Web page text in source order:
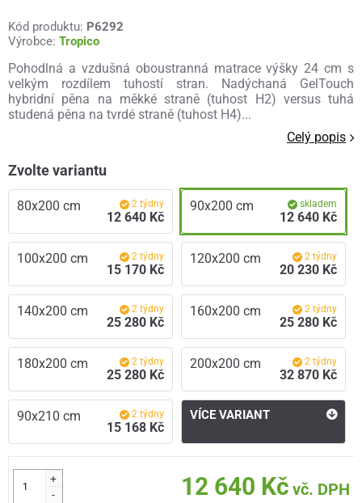
Kód produktu: P6292
Výrobce: Tropico
Pohodlná a vzdušná oboustranná matrace výšky 24 cm s
velkým rozdílem tuhostí stran. Nadýchaná GelTouch
hybridní pěna na měkké straně (tuhost H2) versus tuhá
studená pěna na tvrdé straně (tuhost H4)...
Celý popis
Zvolte variantu
80x200 cm 2 týdny
12 640 Kč
90x200 cm skladem
12 640 Kč
100x200 cm 2 týdny
15 170 Kč
120x200 cm 2 týdny
20 230 Kč
140x200 cm 2 týdny
25 280 Kč
160x200 cm 2 týdny
25 280 Kč
180x200 cm 2 týdny
25 280 Kč
200x200 cm 2 týdny
32 870 Kč
90x210 cm 2 týdny
15 168 Kč
VÍCE VARIANT
+
-
12 640 Kč vč. DPH